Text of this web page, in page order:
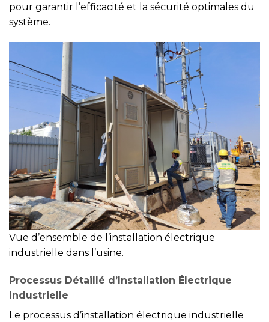
pour garantir l’efficacité et la sécurité optimales du
système.
Vue d’ensemble de l’installation électrique
industrielle dans l’usine.
Processus Détaillé d’Installation Électrique
Industrielle
Le processus d’installation électrique industrielle